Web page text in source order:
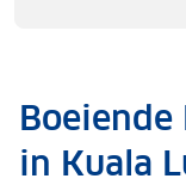
in Kuala